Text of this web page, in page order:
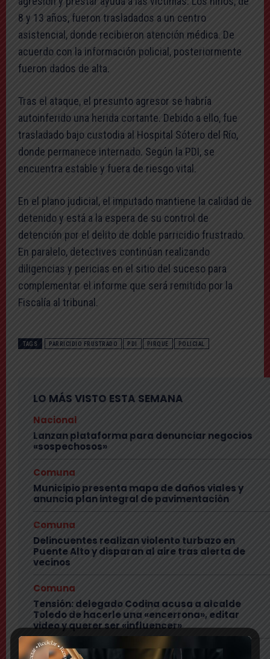
8 y 13 años, fueron trasladados a un centro
asistencial, donde recibieron atención médica. De
acuerdo con la información policial, posteriormente
fueron dados de alta.
Tras el ataque, el presunto agresor se habría
autoinferido una herida cortante. Debido a ello, fue
trasladado bajo custodia al Hospital Sótero del Río,
donde permanece internado. Según la PDI, se
encuentra estable y fuera de riesgo vital.
En el plano judicial, el imputado mantiene la calidad de
detenido y está a la espera de su control de
detención por el delito de doble parricidio frustrado.
En paralelo, detectives continúan realizando
diligencias y pericias en el sitio del suceso para
complementar el informe que será remitido por la
Fiscalía al tribunal.
TAGS PARRICIDIO FRUSTRADO PDI PIRQUE POLICIAL
LO MÁS VISTO ESTA SEMANA
Nacional
Lanzan plataforma para denunciar negocios
«sospechosos»
Comuna
Municipio presenta mapa de daños viales y
anuncia plan integral de pavimentación
Comuna
Delincuentes realizan violento turbazo en
Puente Alto y disparan al aire tras alerta de
vecinos
Comuna
Tensión: delegado Codina acusa a alcalde
Toledo de hacerle una «encerrona», editar
video y querer ser «influencer»
Comuna